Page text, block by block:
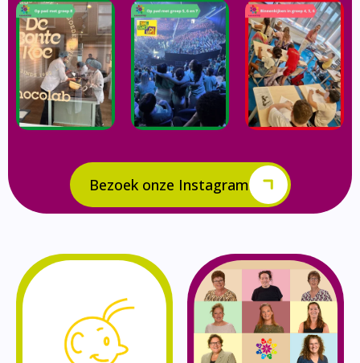
Bezoek onze Instagram